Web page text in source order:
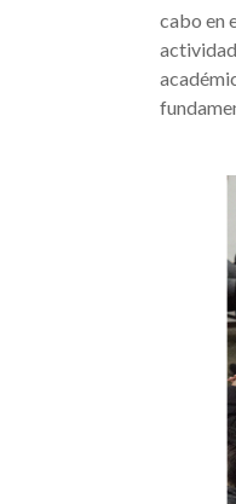
cabo en